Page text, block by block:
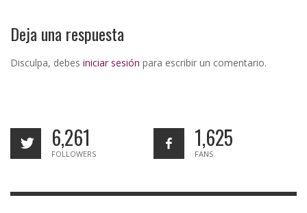
Deja una respuesta
Disculpa, debes iniciar sesión para escribir un comentario.
6,261
FOLLOWERS
1,625
FANS